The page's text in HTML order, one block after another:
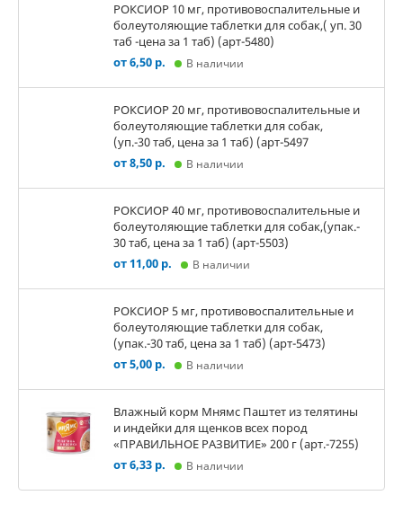
РОКСИОР 10 мг, противовоспалительные и
болеутоляющие таблетки для собак,( уп. 30
таб -цена за 1 таб) (арт-5480)
от 6,50 р.
В наличии
РОКСИОР 20 мг, противовоспалительные и
болеутоляющие таблетки для собак,
(уп.-30 таб, цена за 1 таб) (арт-5497
от 8,50 р.
В наличии
РОКСИОР 40 мг, противовоспалительные и
болеутоляющие таблетки для собак,(упак.-
30 таб, цена за 1 таб) (арт-5503)
от 11,00 р.
В наличии
РОКСИОР 5 мг, противовоспалительные и
болеутоляющие таблетки для собак,
(упак.-30 таб, цена за 1 таб) (арт-5473)
от 5,00 р.
В наличии
Влажный корм Мнямс Паштет из телятины
и индейки для щенков всех пород
«ПРАВИЛЬНОЕ РАЗВИТИЕ» 200 г (арт.-7255)
от 6,33 р.
В наличии